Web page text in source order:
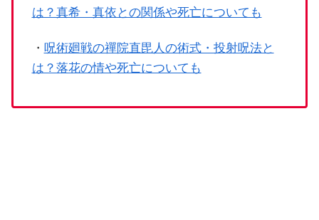
は？真希・真依との関係や死亡についても
・ 呪術廻戦の禪院直毘人の術式・投射呪法と
は？落花の情や死亡についても